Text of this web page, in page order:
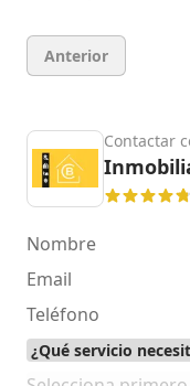
Anterior
Contactar